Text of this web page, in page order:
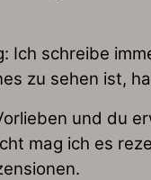
Ich schreibe
zu sehen ist,
und du
mag ich es